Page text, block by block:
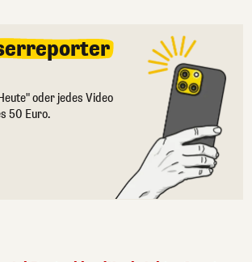
oder jedes Video
50 Euro.